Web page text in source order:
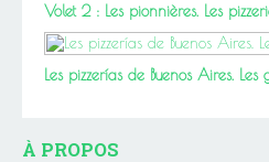
Volet 2 : Les pionnières. Les
Les pizzerías de Buenos Aires. Les
À PROPOS